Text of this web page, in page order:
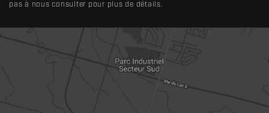
pas à nous consulter pour plus de détails.